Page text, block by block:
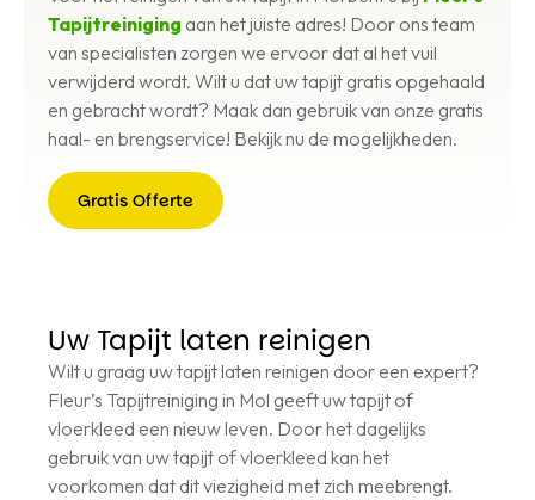
Tapijtreiniging aan het juiste adres! Door ons team
van specialisten zorgen we ervoor dat al het vuil
verwijderd wordt. Wilt u dat uw tapijt gratis opgehaald
en gebracht wordt? Maak dan gebruik van onze gratis
haal- en brengservice! Bekijk nu de mogelijkheden.
Gratis Offerte
Uw Tapijt laten reinigen
Wilt u graag uw tapijt laten reinigen door een expert?
Fleur’s Tapijtreiniging in Mol geeft uw tapijt of
vloerkleed een nieuw leven. Door het dagelijks
gebruik van uw tapijt of vloerkleed kan het
voorkomen dat dit viezigheid met zich meebrengt.